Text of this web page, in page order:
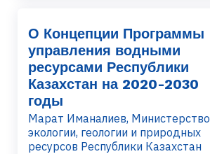
О Концепции Программы
управления водными
ресурсами Республики
Казахстан на 2020-2030
годы
Марат Иманалиев, Министерство
экологии, геологии и природных
ресурсов Республики Казахстан